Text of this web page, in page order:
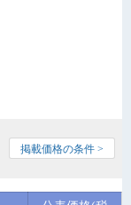
掲載価格の条件 >